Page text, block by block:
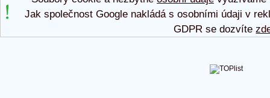
Jak společnost Google nakládá s osobními údaji v
GDPR se dozvíte